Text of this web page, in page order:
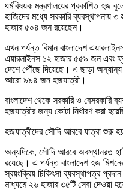
ধর্মবিষয়ক মন্ত্রণালয়ের প্রকাশিত হজ
হাজিদের মধ্যে সরকারি ব্যবস্থাপনায়
হাজার ৫০৪ জন রয়েছেন।
এখন পর্যন্ত বিমান বাংলাদেশ
এয়ারলাইনস ১২ হাজার ৫৫৯ জন এবং
দেশে পৌঁছে দিয়েছে। এ ছাড়া
আরো ৯৯৪ জন হজযাত্রী।
বাংলাদেশ থেকে সরকারি ও বেসরকারি
হজযাত্রীর জন্য কোটা নির্ধারণ করা
হজযাত্রীদের সৌদি আরবে যাত্রা শুরু
অন্যদিকে, সৌদি আরবে অবস্থানরত
রয়েছে। এ পর্যন্ত বাংলাদেশ হজ
স্বয়ংক্রিয় চিকিৎসা ব্যবস্থাপত্র
মাধ্যমে ২৬ হাজার ৩৫টি সেবা দেওয়া